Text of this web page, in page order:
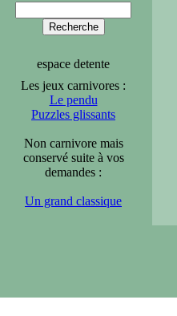
espace detente
Les jeux carnivores :
Le pendu
Puzzles glissants
Non carnivore mais
conservé suite à vos
demandes :
Un grand classique